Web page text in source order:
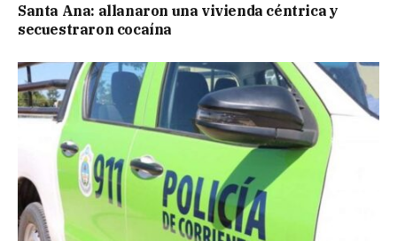
Santa Ana: allanaron una vivienda céntrica y
secuestraron cocaína